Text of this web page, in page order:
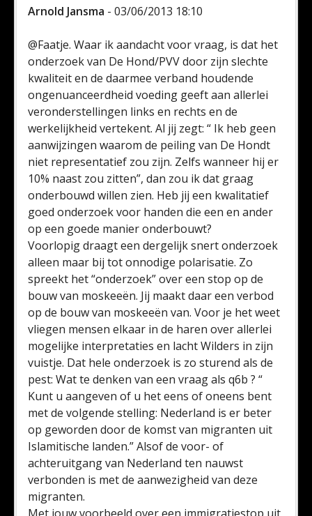
Arnold Jansma - 03/06/2013 18:10
@Faatje. Waar ik aandacht voor vraag, is dat het
onderzoek van De Hond/PVV door zijn slechte
kwaliteit en de daarmee verband houdende
ongenuanceerdheid voeding geeft aan allerlei
veronderstellingen links en rechts en de
werkelijkheid vertekent. Al jij zegt: “ Ik heb geen
aanwijzingen waarom de peiling van De Hondt
niet representatief zou zijn. Zelfs wanneer hij er
10% naast zou zitten”, dan zou ik dat graag
onderbouwd willen zien. Heb jij een kwalitatief
goed onderzoek voor handen die een en ander
op een goede manier onderbouwt?
Voorlopig draagt een dergelijk snert onderzoek
alleen maar bij tot onnodige polarisatie. Zo
spreekt het “onderzoek” over een stop op de
bouw van moskeeën. Jij maakt daar een verbod
op de bouw van moskeeën van. Voor je het weet
vliegen mensen elkaar in de haren over allerlei
mogelijke interpretaties en lacht Wilders in zijn
vuistje. Dat hele onderzoek is zo sturend als de
pest: Wat te denken van een vraag als q6b ? “
Kunt u aangeven of u het eens of oneens bent
met de volgende stelling: Nederland is er beter
op geworden door de komst van migranten uit
Islamitische landen.” Alsof de voor- of
achteruitgang van Nederland ten nauwst
verbonden is met de aanwezigheid van deze
migranten.